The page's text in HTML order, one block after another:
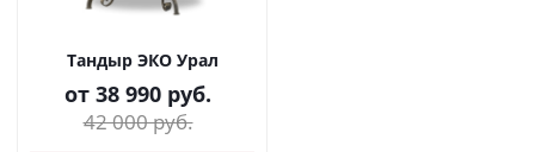
Тандыр ЭКО Урал
от 38 990 руб.
42 000 руб.